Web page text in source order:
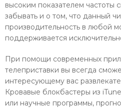
высоким показателем частоты
забывать и о том, что данный
производительность в любой
поддерживается
При помощи современных
телеприставки вы всегда
интересующему вас
Кровавые блокбастеры из
или научные программы,